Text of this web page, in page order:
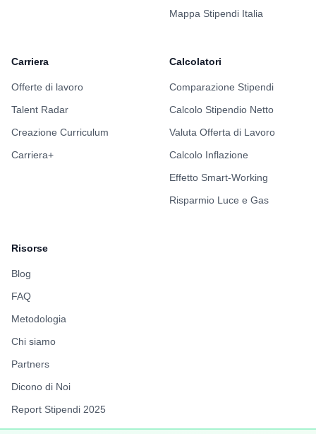
Mappa Stipendi Italia
Carriera
Offerte di lavoro
Talent Radar
Creazione Curriculum
Carriera+
Calcolatori
Comparazione Stipendi
Calcolo Stipendio Netto
Valuta Offerta di Lavoro
Calcolo Inflazione
Effetto Smart-Working
Risparmio Luce e Gas
Risorse
Blog
FAQ
Metodologia
Chi siamo
Partners
Dicono di Noi
Report Stipendi 2025